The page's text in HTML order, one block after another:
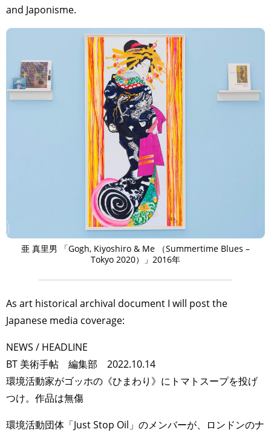
and Japonisme.
亜 真里男 「Gogh, Kiyoshiro & Me （Summertime Blues –
Tokyo 2020）」2016年
As art historical archival document I will post the
Japanese media coverage:
NEWS / HEADLINE
BT 美術手帖 編集部 2022.10.14
環境活動家がゴッホの《ひまわり》にトマトスープを投げ
つけ。作品は無傷
環境活動団体「Just Stop Oil」のメンバーが、ロンドンのナ